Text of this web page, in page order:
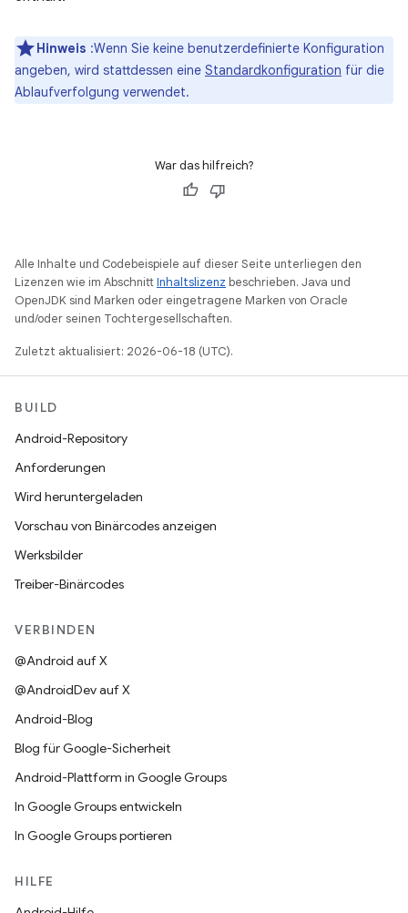
Hinweis :Wenn Sie keine benutzerdefinierte Konfiguration
angeben, wird stattdessen eine Standardkonfiguration für die
Ablaufverfolgung verwendet.
War das hilfreich?
Alle Inhalte und Codebeispiele auf dieser Seite unterliegen den
Lizenzen wie im AbschnittInhaltslizenz beschrieben. Java und
OpenJDK sind Marken oder eingetragene Marken von Oracle
und/oder seinen Tochtergesellschaften.
Zuletzt aktualisiert: 2026-06-18 (UTC).
BUILD
Android-Repository
Anforderungen
Wird heruntergeladen
Vorschau von Binärcodes anzeigen
Werksbilder
Treiber-Binärcodes
VERBINDEN
@Android auf X
@AndroidDev auf X
Android-Blog
Blog für Google-Sicherheit
Android-Plattform in Google Groups
In Google Groups entwickeln
In Google Groups portieren
HILFE